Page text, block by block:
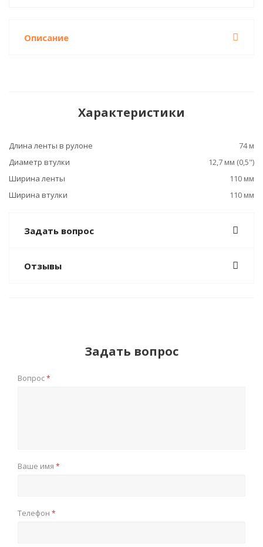
Описание
Характеристики
Длина ленты в рулоне
74 м
Диаметр втулки
12,7 мм (0,5")
Ширина ленты
110 мм
Ширина втулки
110 мм
Задать вопрос
Отзывы
Задать вопрос
Вопрос*
Ваше имя *
Телефон *